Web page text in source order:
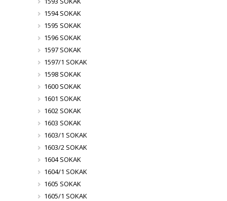
1594 SOKAK
1595 SOKAK
1596 SOKAK
1597 SOKAK
1597/1 SOKAK
1598 SOKAK
1600 SOKAK
1601 SOKAK
1602 SOKAK
1603 SOKAK
1603/1 SOKAK
1603/2 SOKAK
1604 SOKAK
1604/1 SOKAK
1605 SOKAK
1605/1 SOKAK